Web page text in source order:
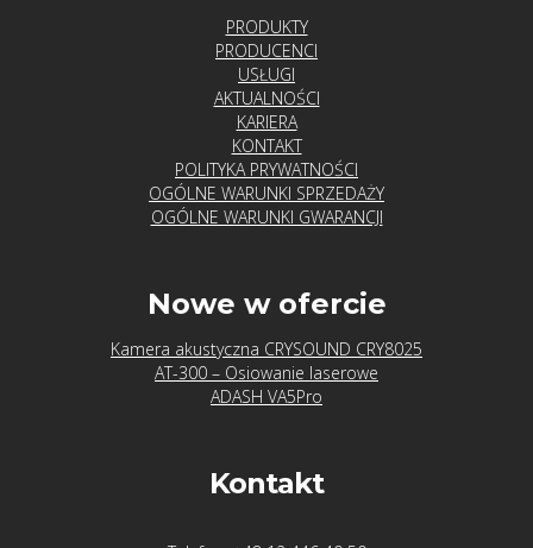
PRODUKTY
PRODUCENCI
USŁUGI
AKTUALNOŚCI
KARIERA
KONTAKT
POLITYKA PRYWATNOŚCI
OGÓLNE WARUNKI SPRZEDAŻY
OGÓLNE WARUNKI GWARANCJI
Nowe w ofercie
Kamera akustyczna CRYSOUND CRY8025
AT-300 – Osiowanie laserowe
ADASH VA5Pro
Kontakt